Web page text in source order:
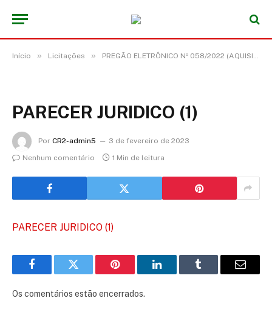
Início » Licitações » PREGÃO ELETRÔNICO Nº 058/2022 (AQUISIÇÃO DE EQUIPAMENTOS E MATERIAL PERMANENTE OBJETIVANDO ATENDER AS NECESSIDADES DAS UBS – UNIDADE BÁSICA DE SAÚDE E ESF – ESTRATÉGIA SAÚDE DA FAMÍLIA DO MUNICÍPIO DE ACARÁ/PA)
PARECER JURIDICO (1)
Por CR2-admin5
3 de fevereiro de 2023
Nenhum comentário
1 Min de leitura
PARECER JURIDICO (1)
FacebookTwitter Pinterest LinkedInTumblr
E-
Os comentários estão encerrados.